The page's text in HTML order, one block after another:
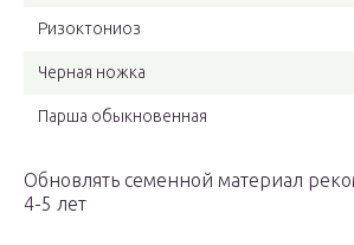
Ризоктониоз
Черная ножка
Парша обыкновенная
Обновлять семенной материал
4-5 лет